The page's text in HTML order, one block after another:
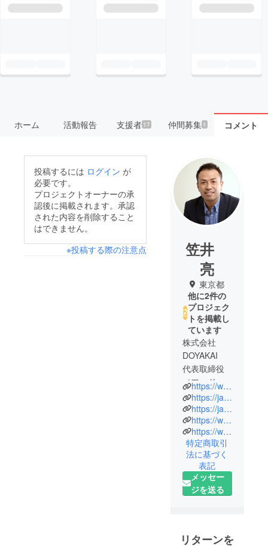
ホーム 活動報告 支援者 17 仲間募集 1 コメント
投稿するには ログイン が
必要です。
プロジェクトオーナーの承
認後に掲載されます。承認
された内容を削除すること
はできません。
※投稿する際の注意点
笠井
亮
東京都
他に2件の
プロジェク
トを掲載し
ています
株式会社
DOYAKAI
代表取締役
／フード・
マイノリ
ティ研究家
大手酒造
メーカーで
杜氏として
黄綬褒章受
章という、
匠の父の背
2007年から
https://www.doya-group.co.jp/
https://japanese-heart.com/
https://japanese-heart.shop/
https://www.instagram.com/mitsuboshi_gelato/
https://www.tiktok.com/@mitsuboshi.gelato?_t=ZS-8uskFos0BCW&_r=1
特定商取引
法に基づく
表記
メッセー
ジを送る
リターンを